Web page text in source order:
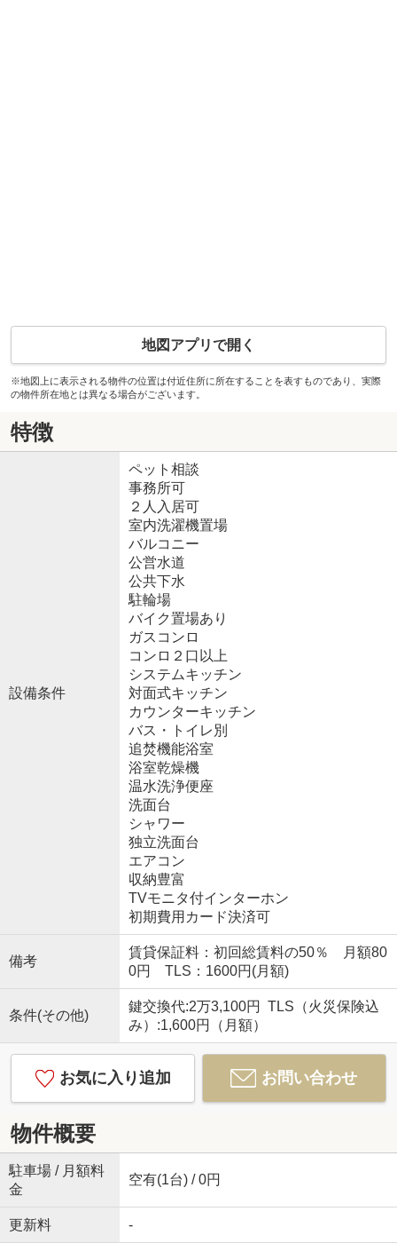
地図アプリで開く
※地図上に表示される物件の位置は付近住所に所在することを表すものであり、実際
の物件所在地とは異なる場合がございます。
特徴
設備条件
ペット相談
事務所可
２人入居可
室内洗濯機置場
バルコニー
公営水道
公共下水
駐輪場
バイク置場あり
ガスコンロ
コンロ２口以上
システムキッチン
対面式キッチン
カウンターキッチン
バス・トイレ別
追焚機能浴室
浴室乾燥機
温水洗浄便座
洗面台
シャワー
独立洗面台
エアコン
収納豊富
TVモニタ付インターホン
初期費用カード決済可
備考
賃貸保証料：初回総賃料の50％ 月額80
0円 TLS：1600円(月額)
条件(その他)
鍵交換代:2万3,100円 TLS（火災保険込
み）:1,600円（月額）
お気に入り追加 お問い合わせ
物件概要
駐車場 / 月額料
金
空有(1台) / 0円
更新料 -